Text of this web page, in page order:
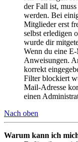
der Fall ist,
werden. Bei
Mitglieder erst
selbst erledigen
wurde dir
Wenn du eine
Anweisungen.
korrekt
Filter blockiert
Mail-Adresse
einen
Nach oben
Warum kann ich